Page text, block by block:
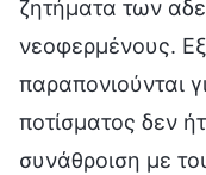
ζητήματα των
νεοφερμένους.
παραπονιούνται
ποτίσματος δεν
συνάθροιση με